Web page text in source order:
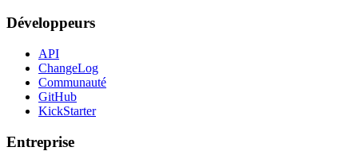
Développeurs
API
ChangeLog
Communauté
GitHub
KickStarter
Entreprise